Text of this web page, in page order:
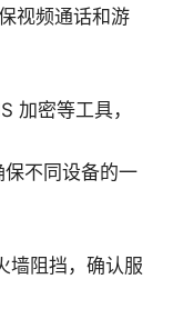
视频通话和游
加密等工具，
不同设备的一
墙阻挡，确认服